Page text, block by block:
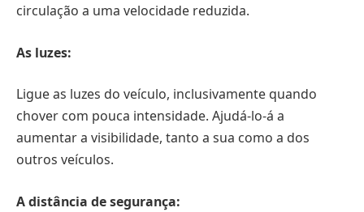
circulação a uma velocidade reduzida.
As luzes:
Ligue as luzes do veículo, inclusivamente quando
chover com pouca intensidade. Ajudá-lo-á a
aumentar a visibilidade, tanto a sua como a dos
outros veículos.
A distância de segurança: